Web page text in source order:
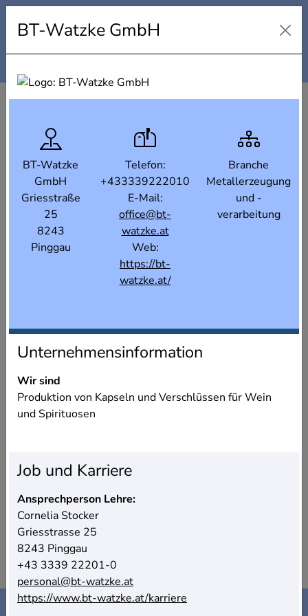
Karte Filter
BT-Watzke GmbH
BT-Watzke
GmbH
Griesstraße
25
8243
Pinggau
Telefon:
+433339222010
E-Mail:
office@bt-
watzke.at
Web:
https://bt-
watzke.at/
Branche
Metallerzeugung
und -
verarbeitung
Unternehmensinformation
Wir sind
Produktion von Kapseln und Verschlüssen für Wein
und Spirituosen
Job und Karriere
Ansprechperson Lehre:
Cornelia Stocker
Griesstrasse 25
8243 Pinggau
+43 3339 22201-0
personal@bt-watzke.at
https://www.bt-watzke.at/karriere
Kontakt Impressum